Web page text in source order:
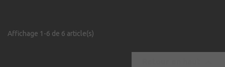
Affichage 1-6 de 6 article(s)